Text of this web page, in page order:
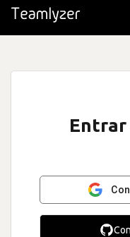
Entrar